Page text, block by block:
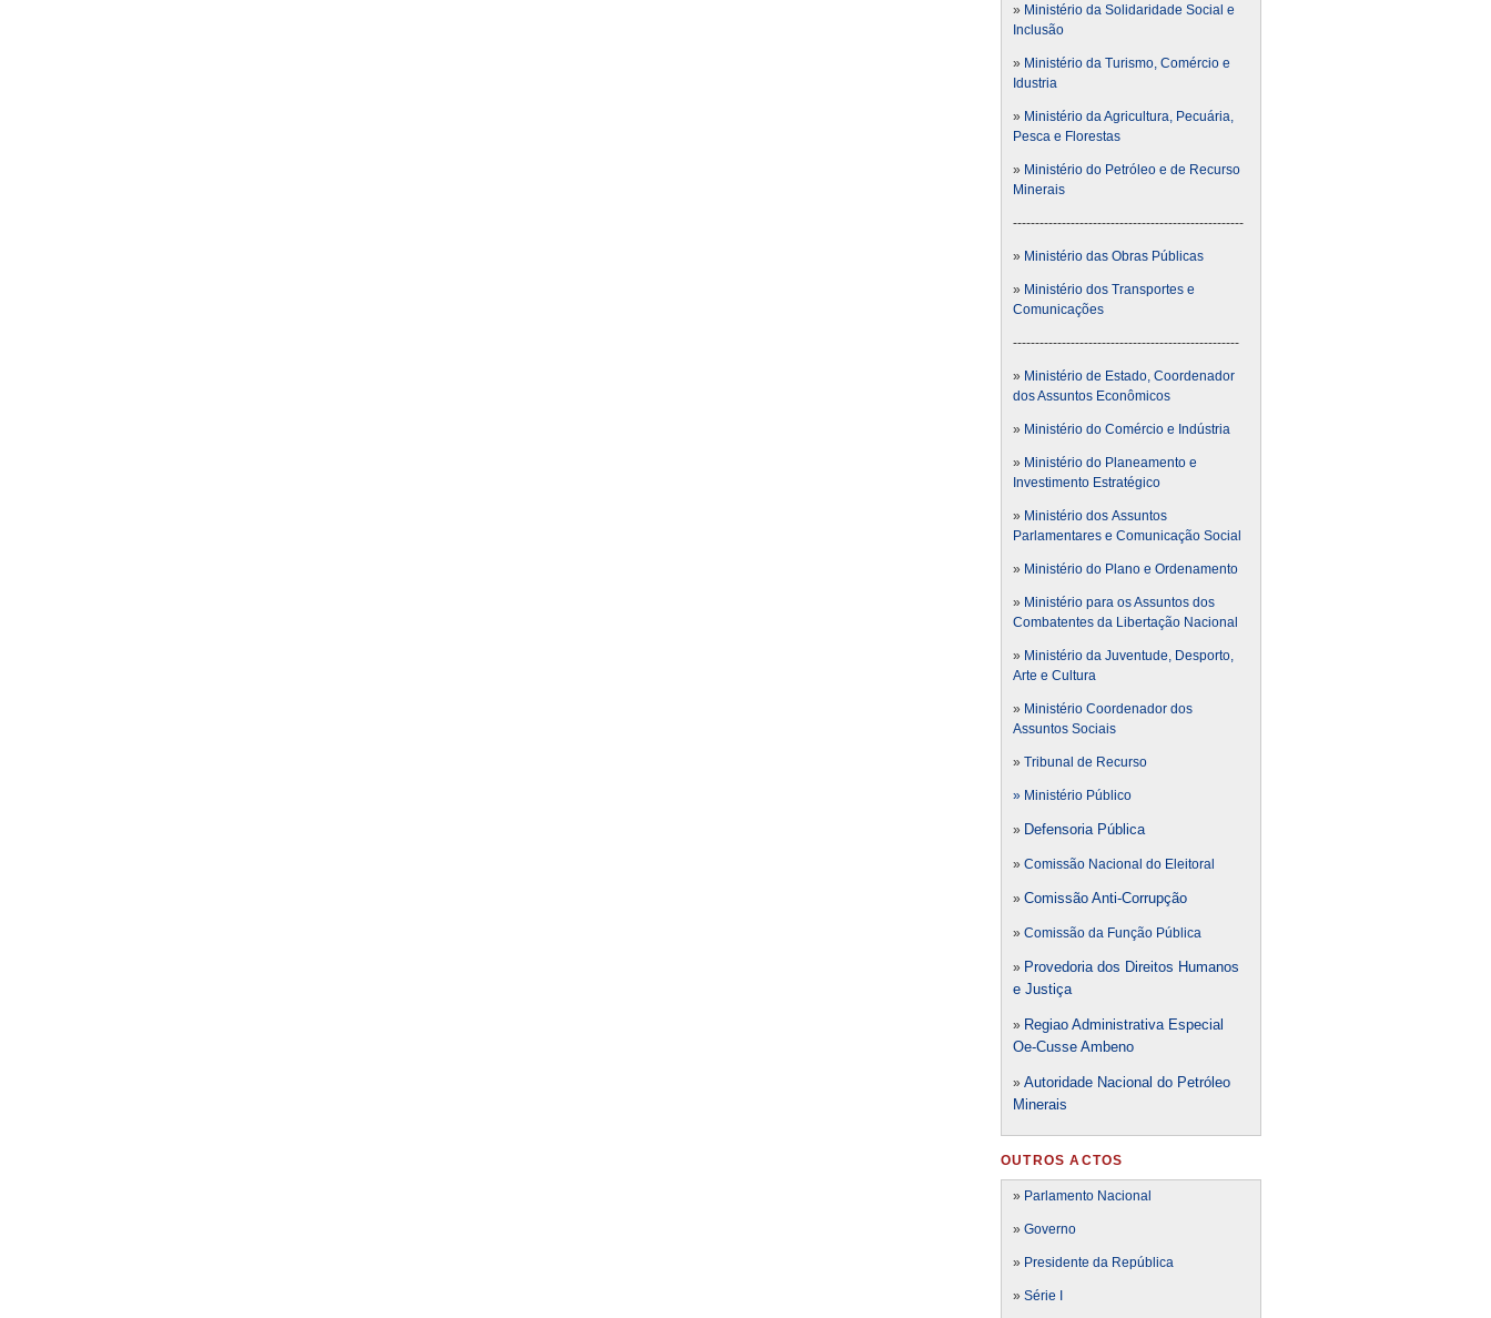
» Ministério da Solidaridade Social e
Inclusão
» Ministério da Turismo, Comércio e
Idustria
» Ministério da Agricultura, Pecuária,
Pesca e Florestas
» Ministério do Petróleo e de Recurso
Minerais
----------------------------------------------------
» Ministério das Obras Públicas
» Ministério dos Transportes e
Comunicações
---------------------------------------------------
» Ministério de Estado, Coordenador
dos Assuntos Econômicos
» Ministério do Comércio e Indústria
» Ministério do Planeamento e
Investimento Estratégico
» Ministério dos Assuntos
Parlamentares e Comunicação Social
» Ministério do Plano e Ordenamento
» Ministério para os Assuntos dos
Combatentes da Libertação Nacional
» Ministério da Juventude, Desporto,
Arte e Cultura
» Ministério Coordenador dos
Assuntos Sociais
» Tribunal de Recurso
» Ministério Público
» Defensoria Pública
» Comissão Nacional do Eleitoral
» Comissão Anti-Corrupção
» Comissão da Função Pública
» Provedoria dos Direitos Humanos
e Justiça
» Regiao Administrativa Especial
Oe-Cusse Ambeno
» Autoridade Nacional do Petróleo
Minerais
OUTROS ACTOS
» Parlamento Nacional
» Governo
» Presidente da República
» Série I